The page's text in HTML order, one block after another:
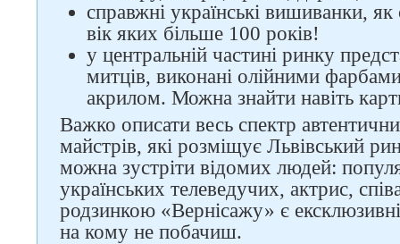
справжні українські вишиванки, як
вік яких більше 100 років!
у центральній частині ринку
митців, виконані олійними
акрилом. Можна знайти навіть
Важко описати весь спектр
майстрів, які розміщує Львівський
можна зустріти відомих людей:
українських телеведучих, актрис,
родзинкою «Вернісажу» є
на кому не побачиш.